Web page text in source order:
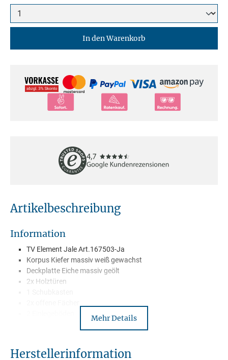
In den Warenkorb
Artikelbeschreibung
Information
TV Element Jale Art.167503-Ja
Korpus Kiefer massiv weiß gewachst
Deckplatte Eiche massiv geölt
2x Holztüren
Lieferung mit Spedition –Frei Bordsteinkante
Mehr Details
Herstellerinformation